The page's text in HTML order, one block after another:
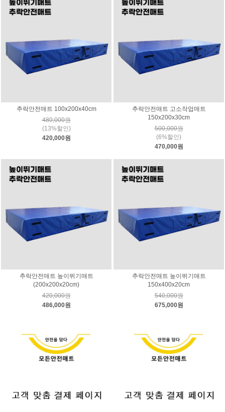
추락안전매트 100x200x40cm
480,000원
(13%할인)
420,000원
추락안전매트 고소작업매트
150x200x30cm
500,000원
(6%할인)
470,000원
추락안전매트 높이뛰기매트
(200x200x20cm)
420,000원
486,000원
추락안전매트 높이뛰기매트
150x400x20cm
540,000원
675,000원